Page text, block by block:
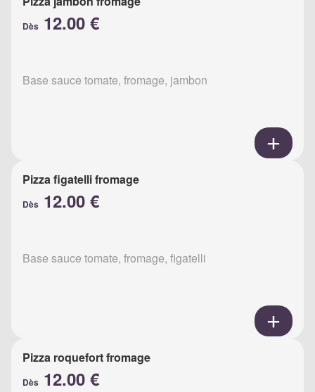
Dès 12.00 €
Base sauce tomate, fromage, jambon
Pizza figatelli fromage
Dès 12.00 €
Base sauce tomate, fromage, figatelli
Pizza roquefort fromage
Dès 12.00 €